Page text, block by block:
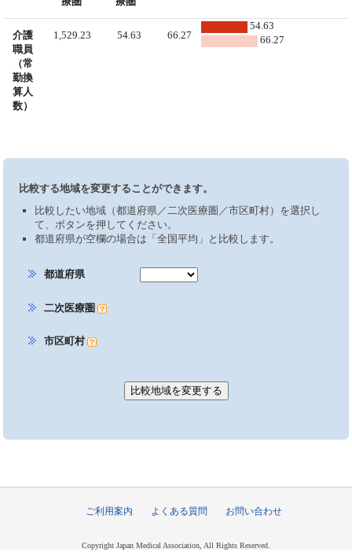
介護
職員
（常
勤換
算人
数）
1,529.23 54.63 66.27
54.63
66.27
比較する地域を変更することができます。
比較したい地域（都道府県／二次医療圏／市区町村）を選択し
て、ボタンを押してください。
都道府県が空欄の場合は「全国平均」と比較します。
都道府県
二次医療圏
市区町村
ご利用案内 よくある質問 お問い合わせ
Copyright Japan Medical Association, All Rights Reserved.